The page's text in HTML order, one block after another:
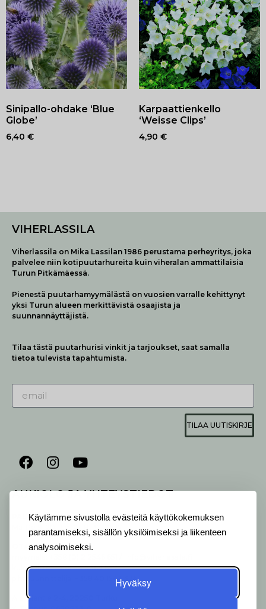
Käytämme sivustolla evästeitä käyttökokemuksen
parantamiseksi, sisällön yksilöimiseksi ja liikenteen
analysoimiseksi.
Hyväksy
Sinipallo-ohdake ‘Blue
Globe’
6,40 €
Karpaattienkello
‘Weisse Clips’
4,90 €
VIHERLASSILA
Viherlassila on Mika Lassilan 1986 perustama perheyritys, joka
palvelee niin kotipuutarhureita kuin viheralan ammattilaisia
Turun Pitkämäessä.
Pienestä puutarhamyymälästä on vuosien varralle kehittynyt
yksi Turun alueen merkittävistä osaajista ja
suunnannäyttäjistä.
Tilaa tästä puutarhurisi vinkit ja tarjoukset, saat samalla
tietoa tulevista tapahtumista.
TILAA UUTISKIRJE
AUKIOLO JA YHTEYSTIEDOT
ALVELEMME:
Ma-Pe 9-20 I La 10-18 I Su 10-17
OTA YHTEYTTÄ:
kukkapiste: +358 44 5369 657
pihasuunnittelija: +358 40 1547 376
Alakyläntie 2-4, 20250 Turku